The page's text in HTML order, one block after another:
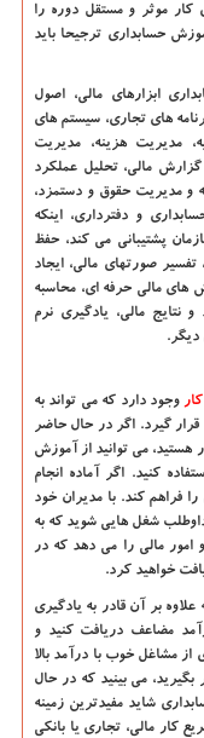
کار موثر و مستقل دوره را
حسابداری ترجیحا باید
ابزارهای مالی، اصول
های تجاری، سیستم های
مدیریت هزینه، مدیریت
گزارش مالی، تحلیل عملکرد
و مدیریت حقوق و دستمزد،
و دفترداری، اینکه
پشتیبانی می کند، حفظ
تفسیر صورتهای مالی، ایجاد
مالی حرفه ای، محاسبه
نتایج مالی، یادگیری نرم
دیگر.
وجود دارد که می تواند به
قرار گیرد. اگر در حال حاضر
می توانید از آموزش
کنید. اگر آماده انجام
فراهم کند. با مدیران خود
شغل هایی شوید که به
امور مالی را می دهد که در
خواهید کرد.
بر آن قادر به یادگیری
مضاعف دریافت کنید و
از مشاغل خوب با درآمد بالا
بگیرید، می بینید که در حال
شاید مفیدترین زمینه
کار مالی، تجاری یا بانکی